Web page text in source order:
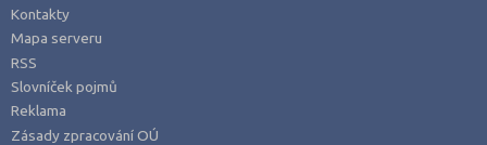
Kontakty
Mapa serveru
RSS
Slovníček pojmů
Reklama
Zásady zpracování OÚ